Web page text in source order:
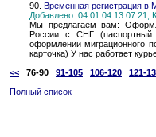
90. Временная регистрация в
Добавлено: 04.01.04 13:07:21,
Мы предлагаем вам:
России с СНГ (паспортный
оформлении миграционного
карточка) У нас работает
<<
76-90 91-105 106-120
121-
Полный список